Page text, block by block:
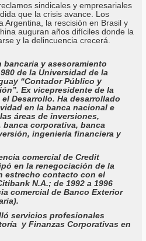
sindicales y empresariales
que la crisis avance. Los
Argentina, la rescisión en Brasil y
auguran años difíciles donde la
y la delincuencia crecerá.
y asesoramiento
de la Universidad de la
“Contador Público y
Ex vicepresidente de la
Desarrollo. Ha desarrollado
en la banca nacional e
áreas de inversiones,
corporativa, banca
ingeniería financiera y
comercial de Credit
en la renegociación de la
estrecho contacto con el
N.A.; de 1992 a 1996
comercial de Banco Exterior
servicios profesionales
y Finanzas Corporativas en